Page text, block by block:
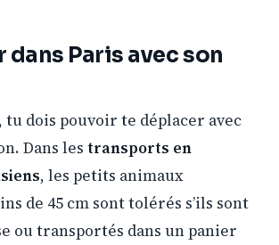
dans Paris avec son
tu dois pouvoir te déplacer avec
Dans les transports en
, les petits animaux
de 45 cm sont tolérés s’ils sont
ou transportés dans un panier